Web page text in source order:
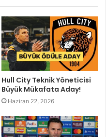
Hull City Teknik Yöneticisi
Büyük Mükafata Aday!
Haziran 22, 2026